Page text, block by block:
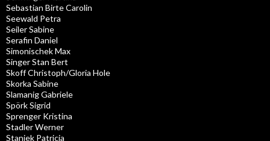
Sebastian Birte Carolin
Seewald Petra
Seiler Sabine
Serafin Daniel
Simonischek Max
Singer Stan Bert
Skoff Christoph/Gloria Hole
Skorka Sabine
Slamanig Gabriele
Spörk Sigrid
Sprenger Kristina
Stadler Werner
Staniek Patricia